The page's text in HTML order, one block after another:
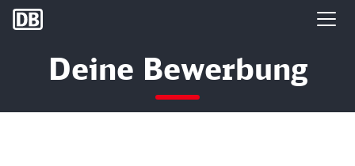
DB Group
Deine Bewerbung